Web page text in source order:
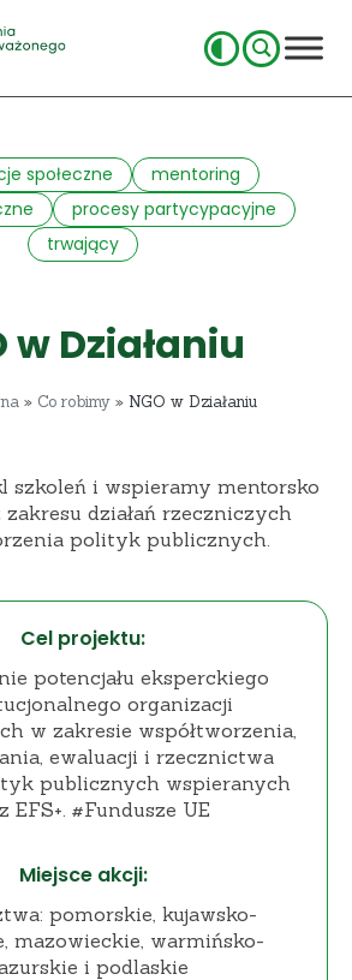
społeczne
mentoring
procesy partycypacyjne
trwający
w Działaniu
» Co robimy» NGO w Działaniu
szkoleń i wspieramy mentorsko
działań rzeczniczych
polityk publicznych.
Cel projektu:
potencjału eksperckiego
organizacji
w zakresie współtworzenia,
ewaluacji i rzecznictwa
publicznych wspieranych
EFS+. #Fundusze UE
Miejsce akcji:
pomorskie, kujawsko-
mazowieckie, warmińsko-
i podlaskie